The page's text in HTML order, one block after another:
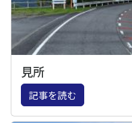
見所
記事を読む